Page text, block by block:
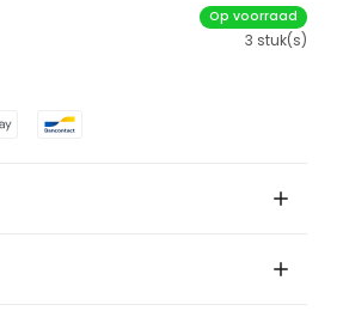
Op voorraad
3 stuk(s)